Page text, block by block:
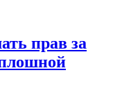
прав за